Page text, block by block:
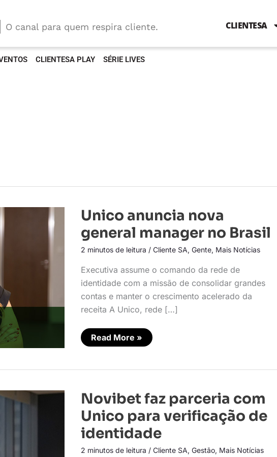
O canal para quem respira cliente. CLIENTESA
CLIENTESA PLAY SÉRIE LIVES
Unico anuncia nova
general manager no Brasil
2 minutos de leitura / Cliente SA, Gente, Mais Notícias
Executiva assume o comando da rede de
identidade com a missão de consolidar grandes
contas e manter o crescimento acelerado da
receita A Unico, rede […]
Unico
anuncia
nova
general
no
Read More »
Novibet faz parceria com
Unico para verificação de
identidade
2 minutos de leitura / Cliente SA, Gestão, Mais Notícias
Novibet
faz
parceria
com
Unico
para
de